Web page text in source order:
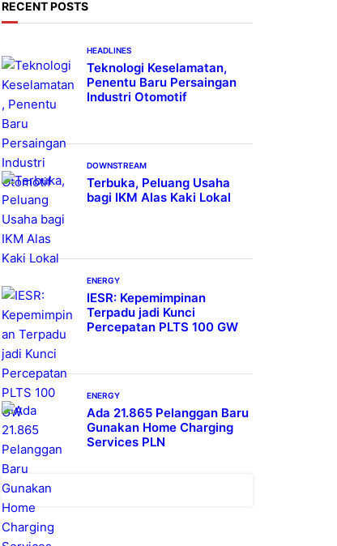
h
RECENT POSTS
HEADLINES
Teknologi Keselamatan,
Penentu Baru Persaingan
Industri Otomotif
DOWNSTREAM
Terbuka, Peluang Usaha
bagi IKM Alas Kaki Lokal
ENERGY
IESR: Kepemimpinan
Terpadu jadi Kunci
Percepatan PLTS 100 GW
ENERGY
Ada 21.865 Pelanggan Baru
Gunakan Home Charging
Services PLN